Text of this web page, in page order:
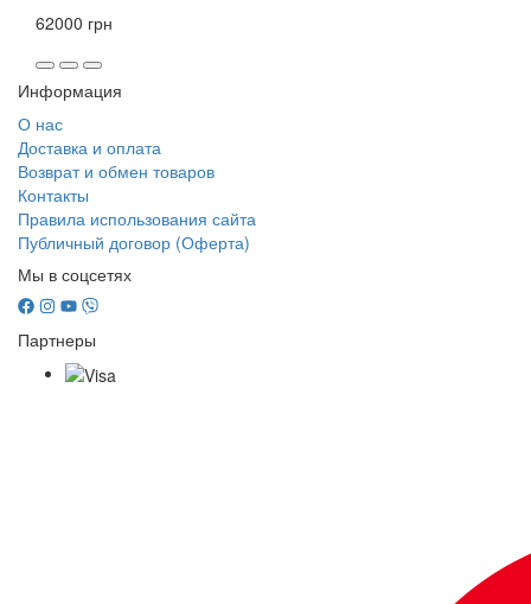
62000 грн
Информация
О нас
Доставка и оплата
Возврат и обмен товаров
Контакты
Правила использования сайта
Публичный договор (Оферта)
Мы в соцсетях
Партнеры